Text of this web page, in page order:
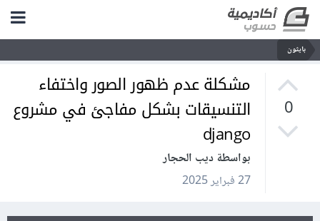
بايثون
0
مشكلة عدم ظهور الصور واختفاء
التنسيقات بشكل مفاجئ في مشروع
django
بواسطة ديب الحجار
27 فبراير 2025